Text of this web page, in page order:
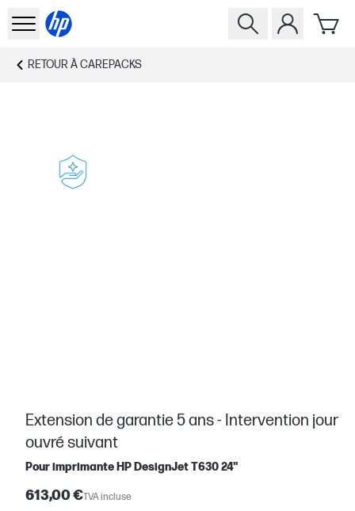
RETOUR ÀCAREPACKS
Extension de garantie 5 ans - Intervention jour
ouvré suivant
Pour imprimante HP DesignJet T630 24"
613,00 €TVA incluse